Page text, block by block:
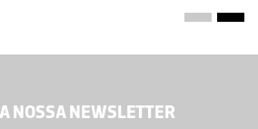
NOSSA NEWSLETTER